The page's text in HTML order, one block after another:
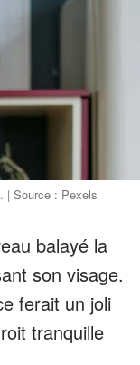
| Source : Pexels
balayé la
son visage.
ferait un joli
tranquille